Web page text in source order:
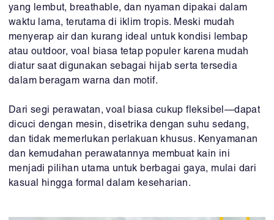
yang lembut, breathable, dan nyaman dipakai dalam
waktu lama, terutama di iklim tropis. Meski mudah
menyerap air dan kurang ideal untuk kondisi lembap
atau outdoor, voal biasa tetap populer karena mudah
diatur saat digunakan sebagai hijab serta tersedia
dalam beragam warna dan motif.
Dari segi perawatan, voal biasa cukup fleksibel—dapat
dicuci dengan mesin, disetrika dengan suhu sedang,
dan tidak memerlukan perlakuan khusus. Kenyamanan
dan kemudahan perawatannya membuat kain ini
menjadi pilihan utama untuk berbagai gaya, mulai dari
kasual hingga formal dalam keseharian.